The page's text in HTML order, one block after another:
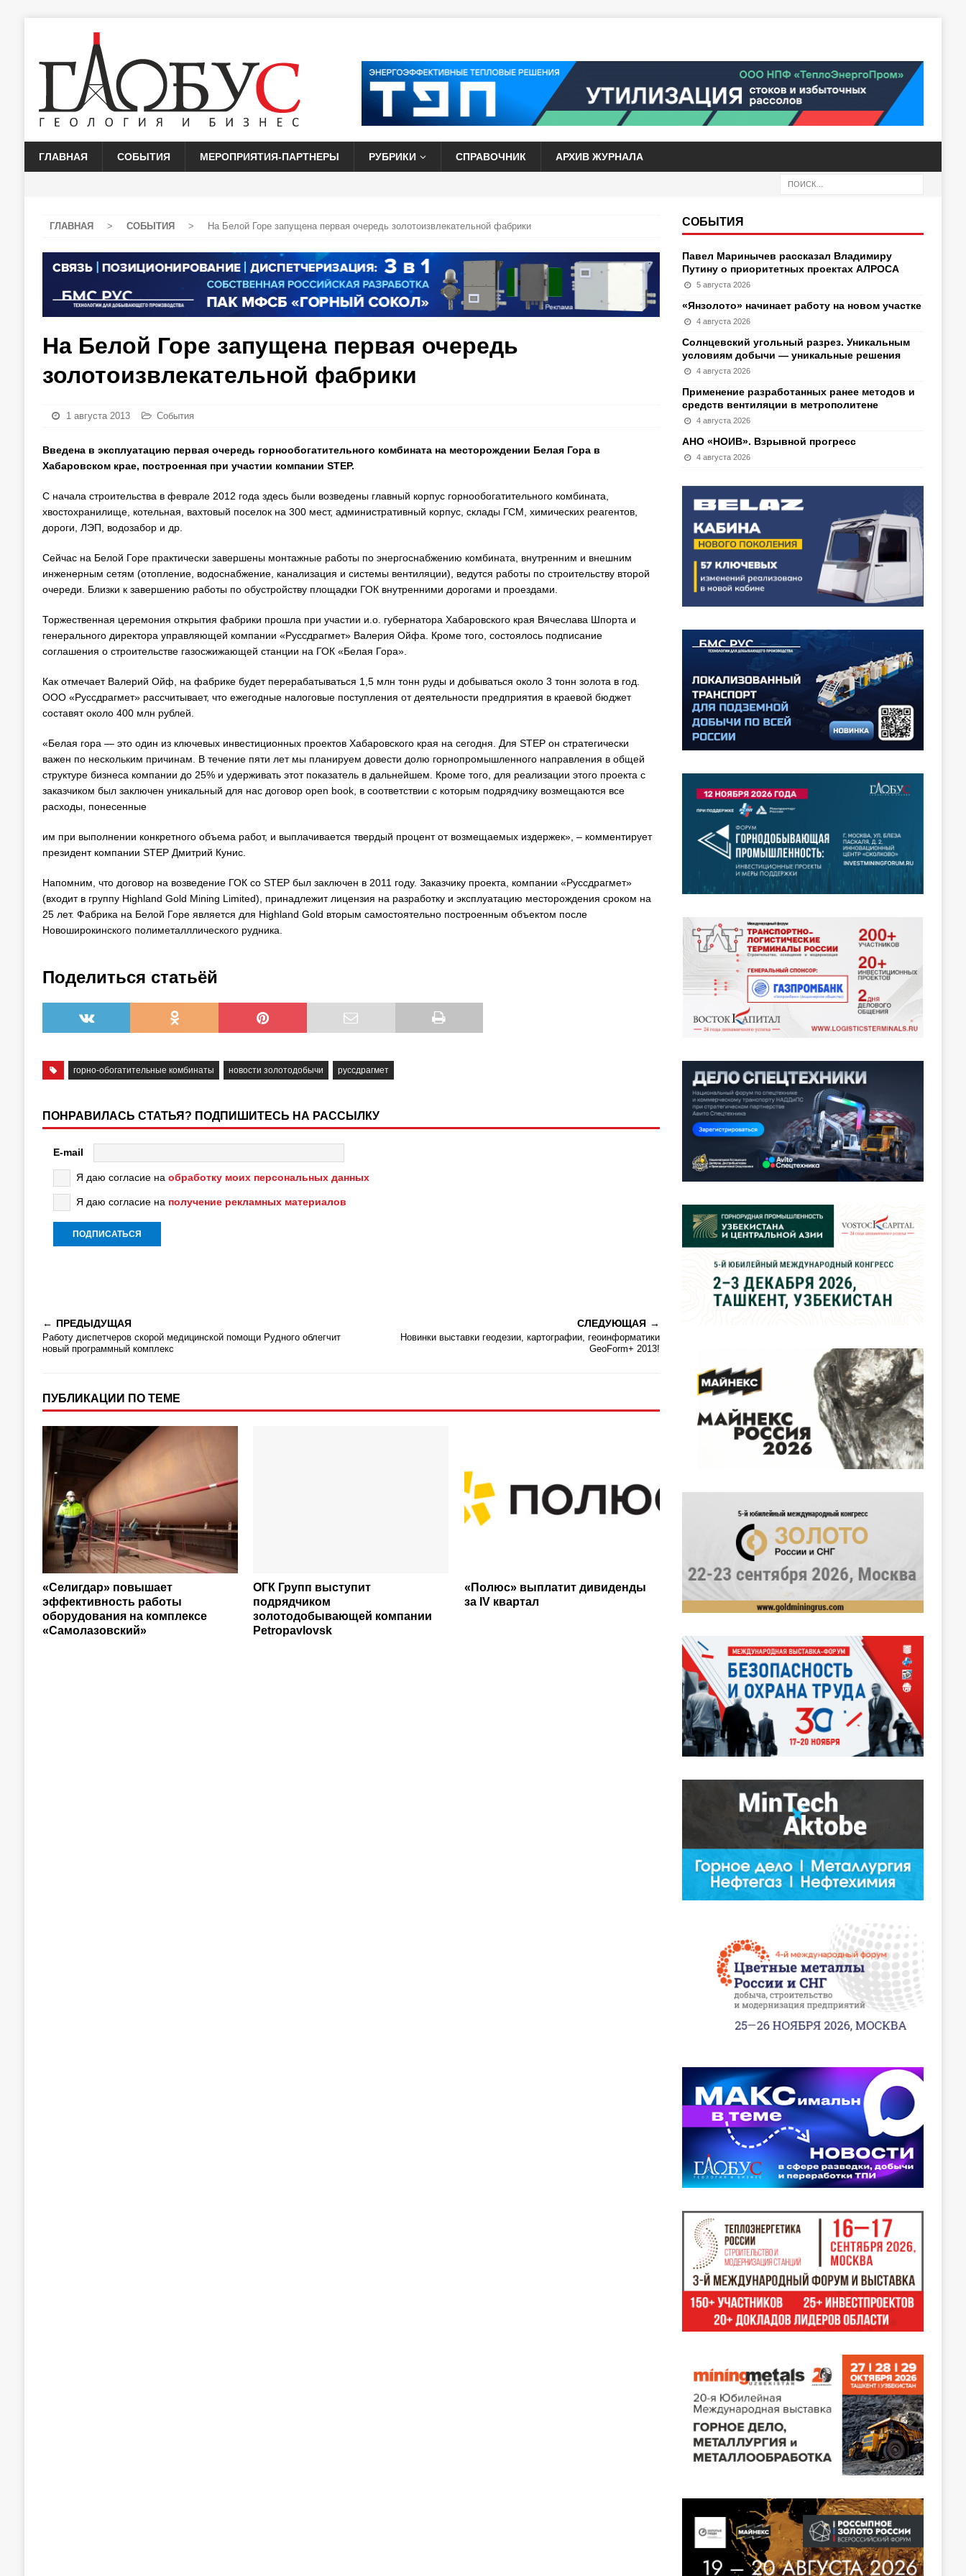
ГЛАВНАЯ СОБЫТИЯ МЕРОПРИЯТИЯ-ПАРТНЕРЫ РУБРИКИ СПРАВОЧНИК АРХИВ ЖУРНАЛА
ГЛАВНАЯ > СОБЫТИЯ > На Белой Горе запущена первая очередь золотоизвлекательной фабрики
На Белой Горе запущена первая очередь
золотоизвлекательной фабрики
1 августа 2013 События
Введена в эксплуатацию первая очередь горнообогатительного комбината на месторождении Белая Гора в
Хабаровском крае, построенная при участии компании STEP.
С начала строительства в феврале 2012 года здесь были возведены главный корпус горнообогатительного комбината,
хвостохранилище, котельная, вахтовый поселок на 300 мест, административный корпус, склады ГСМ, химических реагентов,
дороги, ЛЭП, водозабор и др.
Сейчас на Белой Горе практически завершены монтажные работы по энергоснабжению комбината, внутренним и внешним
инженерным сетям (отопление, водоснабжение, канализация и системы вентиляции), ведутся работы по строительству второй
очереди. Близки к завершению работы по обустройству площадки ГОК внутренними дорогами и проездами.
Торжественная церемония открытия фабрики прошла при участии и.о. губернатора Хабаровского края Вячеслава Шпорта и
генерального директора управляющей компании «Руссдрагмет» Валерия Ойфа. Кроме того, состоялось подписание
соглашения о строительстве газосжижающей станции на ГОК «Белая Гора».
Как отмечает Валерий Ойф, на фабрике будет перерабатываться 1,5 млн тонн руды и добываться около 3 тонн золота в год.
ООО «Руссдрагмет» рассчитывает, что ежегодные налоговые поступления от деятельности предприятия в краевой бюджет
составят около 400 млн рублей.
«Белая гора — это один из ключевых инвестиционных проектов Хабаровского края на сегодня. Для STEP он стратегически
важен по нескольким причинам. В течение пяти лет мы планируем довести долю горнопромышленного направления в общей
структуре бизнеса компании до 25% и удерживать этот показатель в дальнейшем. Кроме того, для реализации этого проекта с
заказчиком был заключен уникальный для нас договор open book, в соответствии с которым подрядчику возмещаются все
расходы, понесенные
им при выполнении конкретного объема работ, и выплачивается твердый процент от возмещаемых издержек», – комментирует
президент компании STEP Дмитрий Кунис.
Напомним, что договор на возведение ГОК со STEP был заключен в 2011 году. Заказчику проекта, компании «Руссдрагмет»
(входит в группу Highland Gold Mining Limited), принадлежит лицензия на разработку и эксплуатацию месторождения сроком на
25 лет. Фабрика на Белой Горе является для Highland Gold вторым самостоятельно построенным объектом после
Новоширокинского полиметалллического рудника.
Поделиться статьёй
горно-обогатительные комбинаты новости золотодобычи руссдрагмет
ПОНРАВИЛАСЬ СТАТЬЯ? ПОДПИШИТЕСЬ НА РАССЫЛКУ
E-mail
Я даю согласие на обработку моих персональных данных
Я даю согласие на получение рекламных материалов
ПРЕДЫДУЩАЯ
Работу диспетчеров скорой медицинской помощи Рудного облегчит
новый программный комплекс
СЛЕДУЮЩАЯ
Новинки выставки геодезии, картографии, геоинформатики
GeoForm+ 2013!
ПУБЛИКАЦИИ ПО ТЕМЕ
«Селигдар» повышает
эффективность работы
оборудования на комплексе
«Самолазовский»
ОГК Групп выступит
подрядчиком
золотодобывающей компании
Petropavlovsk
«Полюс» выплатит дивиденды
за IV квартал
СОБЫТИЯ
Павел Маринычев рассказал Владимиру
Путину о приоритетных проектах АЛРОСА
5 августа 2026
«Янзолото» начинает работу на новом участке
4 августа 2026
Солнцевский угольный разрез. Уникальным
условиям добычи — уникальные решения
4 августа 2026
Применение разработанных ранее методов и
средств вентиляции в метрополитене
4 августа 2026
АНО «НОИВ». Взрывной прогресс
4 августа 2026